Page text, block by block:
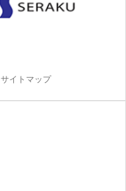
サイトマップ